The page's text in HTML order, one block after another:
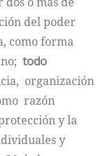
del poder
como forma
todo
organización
razón
y la
y